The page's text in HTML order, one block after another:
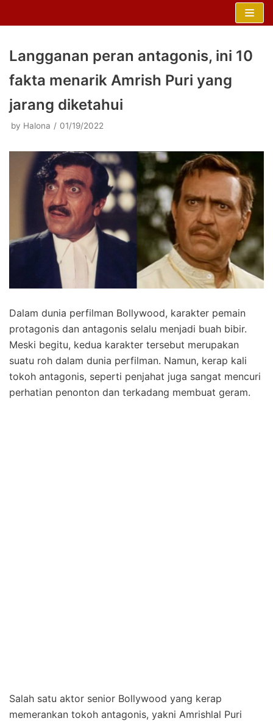
Langganan peran antagonis, ini 10
fakta menarik Amrish Puri yang
jarang diketahui
by Halona 01/19/2022
Dalam dunia perfilman Bollywood, karakter pemain
protagonis dan antagonis selalu menjadi buah bibir.
Meski begitu, kedua karakter tersebut merupakan
suatu roh dalam dunia perfilman. Namun, kerap kali
tokoh antagonis, seperti penjahat juga sangat mencuri
perhatian penonton dan terkadang membuat geram.
Salah satu aktor senior Bollywood yang kerap
memerankan tokoh antagonis, yakni Amrishlal Puri